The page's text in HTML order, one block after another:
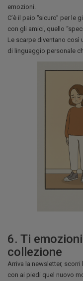
emozioni.
C’è il paio “sicuro” per le
con gli amici, quello
Le scarpe diventano così
di linguaggio personale
6. Ti
collezione
Arriva la newsletter,
con ai piedi quel nuovo